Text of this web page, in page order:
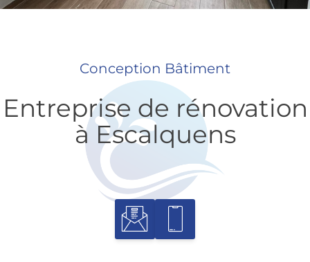
Conception Bâtiment
Entreprise de rénovation
à Escalquens